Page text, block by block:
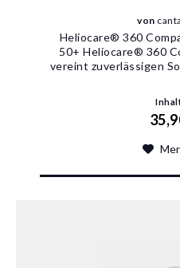
von
Heliocare® 360
50+ Heliocare® 360
vereint zuverlässigen